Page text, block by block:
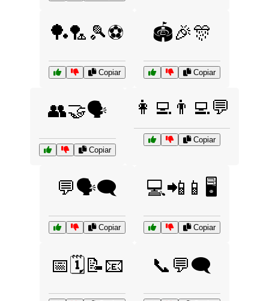
🏓🏸🎾⚽
Copiar
🏟️🎉🎊
Copiar
👥🤝🗣️
Copiar
👩‍💻👨‍💻💬
Copiar
💬🗣️🗨️
Copiar
💻📲📱🖥️
Copiar
📅🗓️📝📧 📞💬🗨️